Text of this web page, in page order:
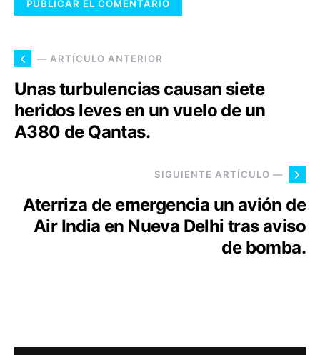
— ARTÍCULO ANTERIOR
Unas turbulencias causan siete
heridos leves en un vuelo de un
A380 de Qantas.
SIGUIENTE ARTÍCULO —
Aterriza de emergencia un avión de
Air India en Nueva Delhi tras aviso
de bomba.